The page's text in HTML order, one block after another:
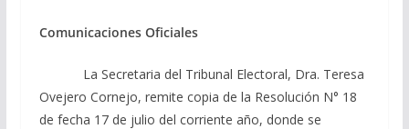
Comunicaciones Oficiales
La Secretaria del Tribunal Electoral, Dra. Teresa
Ovejero Cornejo, remite copia de la Resolución N° 18
de fecha 17 de julio del corriente año, donde se